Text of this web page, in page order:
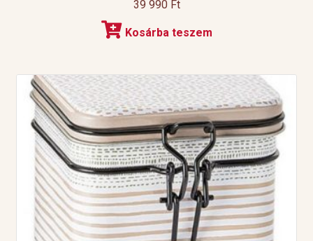
39 990 Ft
Kosárba teszem